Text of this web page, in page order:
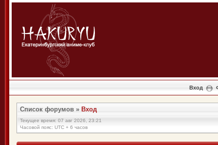
Вход
Список форумов » Вход
Текущее время: 07 авг 2026, 23:21
Часовой пояс: UTC + 6 часов